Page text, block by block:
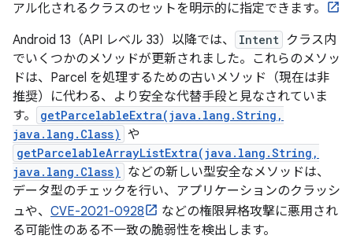
アル化されるクラスのセットを明示的に指定できます。
Android 13（API レベル 33）以降では、
Intent クラス内
でいくつかのメソッドが更新されました。これらのメソッ
ドは、Parcel を処理するための古いメソッド（現在は非
推奨）に代わる、より安全な代替手段と見なされていま
す。
getParcelableExtra(java.lang.String,
java.lang.Class) や
getParcelableArrayListExtra(java.lang.String,
java.lang.Class)
などの新しい型安全なメソッドは、
データ型のチェックを行い、アプリケーションのクラッシ
ュや、 CVE-2021-0928
などの権限昇格攻撃に悪用され
る可能性のある不一致の脆弱性を検出します。